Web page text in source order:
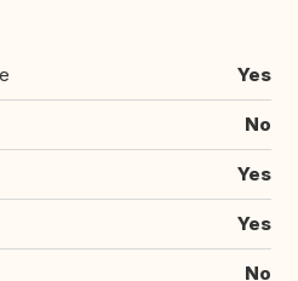
Yes
No
Yes
Yes
No